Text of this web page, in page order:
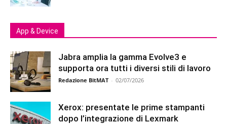
App & Device
Jabra amplia la gamma Evolve3 e
supporta ora tutti i diversi stili di lavoro
Redazione BitMAT - 02/07/2026
Xerox: presentate le prime stampanti
dopo l’integrazione di Lexmark